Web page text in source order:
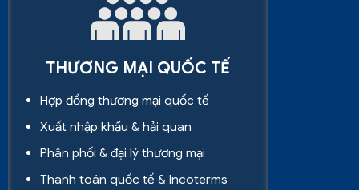
THƯƠNG MẠI QUỐC TẾ
Hợp đồng thương mại quốc tế
Xuất nhập khẩu & hải quan
Phân phối & đại lý thương mại
Thanh toán quốc tế & Incoterms